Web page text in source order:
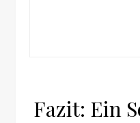
Fazit: Ein